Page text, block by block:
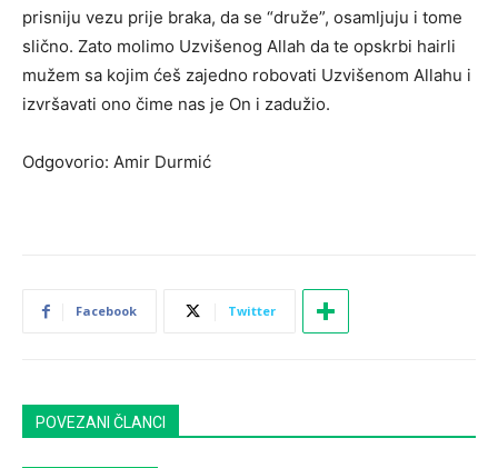
prisniju vezu prije braka, da se “druže”, osamljuju i tome
slično. Zato molimo Uzvišenog Allah da te opskrbi hairli
mužem sa kojim ćeš zajedno robovati Uzvišenom Allahu i
izvršavati ono čime nas je On i zadužio.
Odgovorio: Amir Durmić
Facebook Twitter
POVEZANI ČLANCI